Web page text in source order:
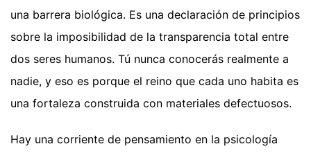
una barrera biológica. Es una declaración de principios
sobre la imposibilidad de la transparencia total entre
dos seres humanos. Tú nunca conocerás realmente a
nadie, y eso es porque el reino que cada uno habita es
una fortaleza construida con materiales defectuosos.
Hay una corriente de pensamiento en la psicología